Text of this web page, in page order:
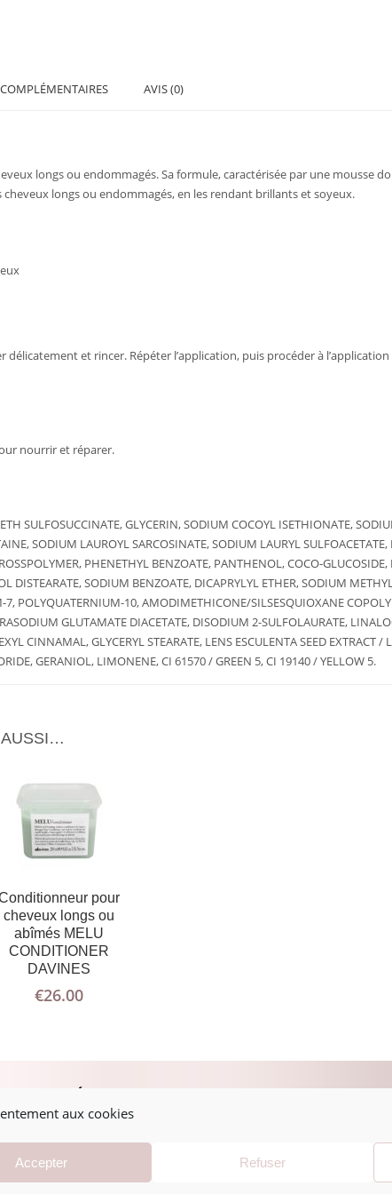
aux cookies
Accepter Refuser
AVIS (0)
longs ou endommagés. Sa formule, caractérisée par une mousse
longs ou endommagés, en les rendant brillants et soyeux.
délicatement et rincer. Répéter l’application, puis procéder à
nourrir et réparer.
SULFOSUCCINATE, GLYCERIN, SODIUM COCOYL ISETHIONATE,
SODIUM LAUROYL SARCOSINATE, SODIUM LAURYL
PHENETHYL BENZOATE, PANTHENOL, COCO-
DISTEARATE, SODIUM BENZOATE, DICAPRYLYL ETHER, SODIUM
POLYQUATERNIUM-10, AMODIMETHICONE/SILSESQUIOXANE
GLUTAMATE DIACETATE, DISODIUM 2-SULFOLAURATE,
CINNAMAL, GLYCERYL STEARATE, LENS ESCULENTA SEED EXTRACT /
GERANIOL, LIMONENE, CI 61570 / GREEN 5, CI 19140 / YELLOW 5.
AUSSI…
pour
cheveux longs ou
abîmés MELU
CONDITIONER
DAVINES
€26.00
AU PANIER
D'INFOS
CGV